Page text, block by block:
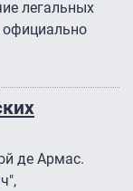
легальных
де Армас.